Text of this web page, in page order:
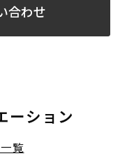
合わせ
ーション
覧